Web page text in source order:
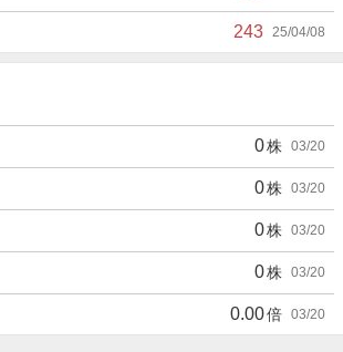
243 25/04/08
0株 03/20
0株 03/20
0株 03/20
0株 03/20
0.00倍 03/20